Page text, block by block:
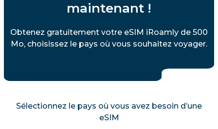
maintenant !
Obtenez gratuitement votre eSIM iRoamly de 500
Mo, choisissez le pays où vous souhaitez voyager.
Sélectionnez le pays où vous avez besoin d’une
eSIM